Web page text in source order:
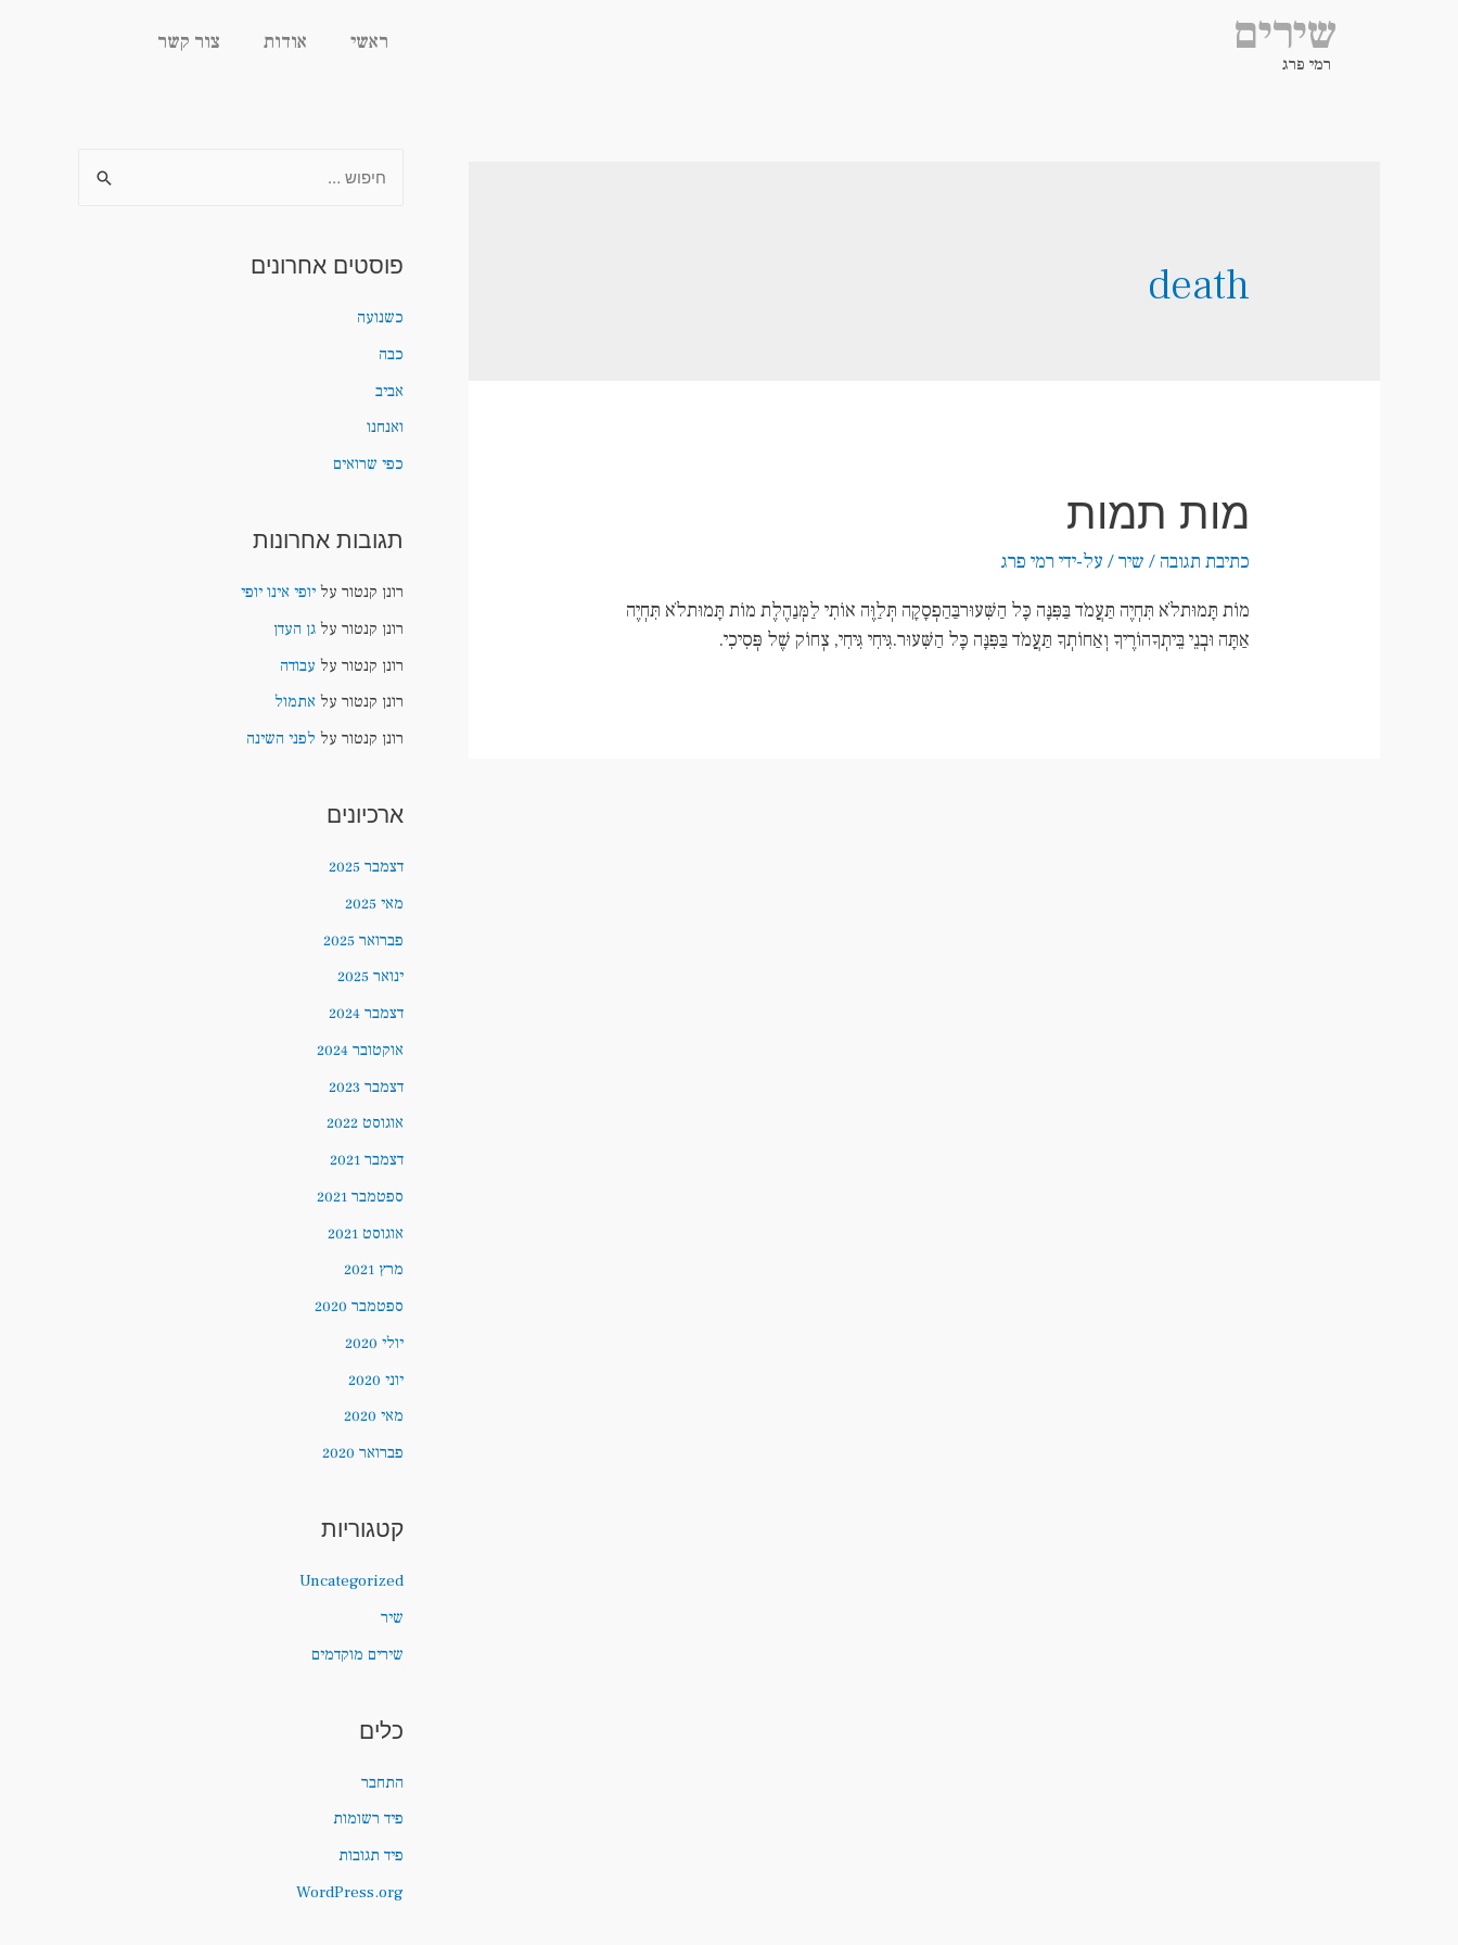
שירים
רמי פרג
ראשי אודות צור קשר
death
מות תמות
כתיבת תגובה / שיר/ על-ידי רמי פרג
מוֹת תָּמוּתלֹא תִּחְיֶה תַּעֲמֹד בַּפִּנָּה כָּל הַשִּׁעוּרבַּהַפְסָקָה תְּלַוֶּה אוֹתִי לַמְּנַהֶלֶת מוֹת תָּמוּתלֹא תִּחְיֶה
אַתָּה וּבְנֵי בֵּיתְךָהוֹרֶיךָ וְאַחוֹתְךָ תַּעֲמֹד בַּפִּנָּה כָּל הַשִּׁעוּר.גִּיחִי גִּיחִי, צְחוֹק שֶׁל פְּסִיכִי.
פוסטים אחרונים
כשנועה
כבה
אביב
ואנחנו
כפי שרואים
תגובות אחרונות
רונן קנטור על יופי אינו יופי
רונן קנטור על גן העדן
רונן קנטור על עבודה
רונן קנטור על אתמול
רונן קנטור על לפני השינה
ארכיונים
דצמבר 2025
מאי 2025
פברואר 2025
ינואר 2025
דצמבר 2024
אוקטובר 2024
דצמבר 2023
אוגוסט 2022
דצמבר 2021
ספטמבר 2021
אוגוסט 2021
מרץ 2021
ספטמבר 2020
יולי 2020
יוני 2020
מאי 2020
פברואר 2020
קטגוריות
Uncategorized
שיר
שירים מוקדמים
כלים
התחבר
פיד רשומות
פיד תגובות
WordPress.org